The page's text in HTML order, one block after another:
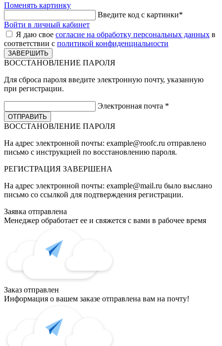
Поменять картинку
Введите код с картинки*
Войти в личный кабинет
Я даю свое согласие на обработку персональных данных в
соответствии с политикой конфиденциальности
ВОССТАНОВЛЕНИЕ ПАРОЛЯ
Для сброса пароля введите электронную почту, указанную
при регистрации.
Электронная почта *
ВОССТАНОВЛЕНИЕ ПАРОЛЯ
На адрес электронной почты: example@roofc.ru отправлено
письмо с инструкцией по восстановлению пароля.
РЕГИСТРАЦИЯ ЗАВЕРШЕНА
На адрес электронной почты: example@mail.ru было выслано
письмо со ссылкой для подтверждения регистрации.
Заявка отправлена
Менеджер обработает ее и свяжется с вами в рабочее время
Заказ отправлен
Информация о вашем заказе отправлена вам на почту!